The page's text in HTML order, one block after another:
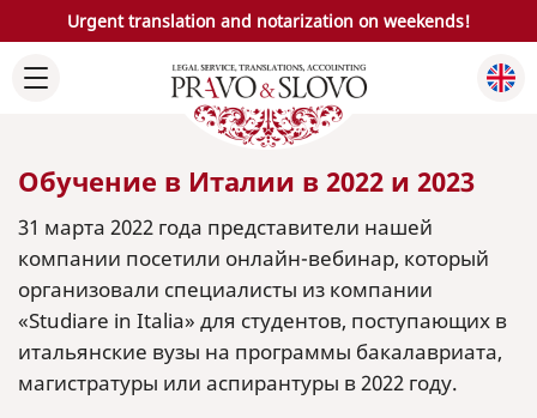
Urgent translation and notarization on weekends!
Обучение в Италии в 2022 и 2023
31 марта 2022 года представители нашей
компании посетили онлайн-вебинар, который
организовали специалисты из компании
«Studiare in Italia» для студентов, поступающих в
итальянские вузы на программы бакалавриата,
магистратуры или аспирантуры в 2022 году.